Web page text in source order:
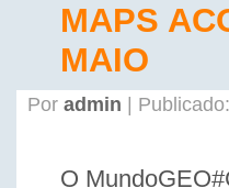
MAPS
MAIO
Por admin |
O